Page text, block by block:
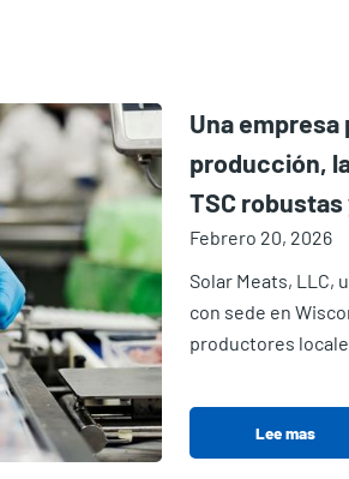
Una
producción,
TSC
Febrero 20, 2026
Solar Meats, LLC,
con sede en
productores
Lee mas